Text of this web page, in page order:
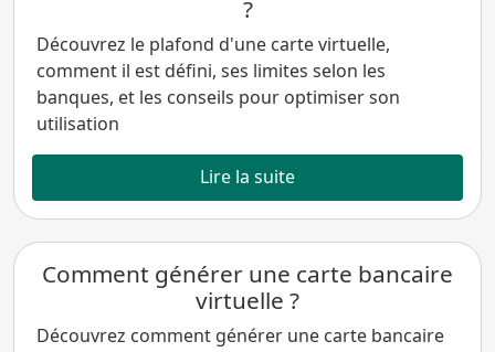
?
Découvrez le plafond d'une carte virtuelle,
comment il est défini, ses limites selon les
banques, et les conseils pour optimiser son
utilisation
Lire la suite
Comment générer une carte bancaire
virtuelle ?
Découvrez comment générer une carte bancaire